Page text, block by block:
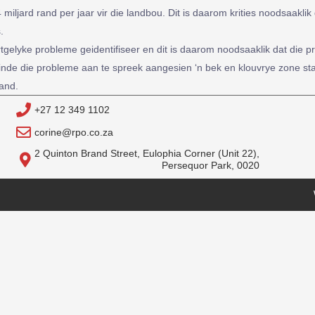
rand per jaar vir die landbou. Dit is daarom krities
probleme geidentifiseer en dit is daarom noodsaaklik dat die
die probleme aan te spreek aangesien ‘n bek en klouvrye zone
+27 12 349 1102
corine@rpo.co.za
2 Quinton Brand Street, Eulophia Corner (Unit 22),
Persequor Park, 0020